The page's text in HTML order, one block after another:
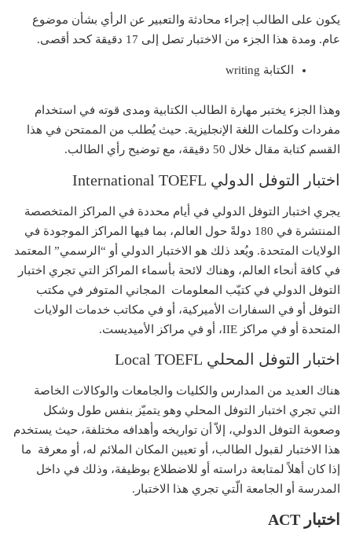
يكون على الطالب إجراء محادثة والتعبير عن الرأي بشأن موضوع
عام. ومدة هذا الجزء من الاختبار تصل إلى 17 دقيقة كحد أقصى.
الكتابة writing
وهذا الجزء يختبر مهارة الطالب الكتابية ومدى قوته في استخدام
مفردات وكلمات اللغة الإنجليزية. حيث يُطلب من الممتحن في هذا
القسم كتابة مقال خلال 50 دقيقة، مع توضيح رأي الطالب.
اختبار التوفل الدولي International TOEFL
يجري اختبار التوفل الدولي في أيام محددة في المراكز المتخصصة
المنتشرة في 180 دولةً حول العالم، بما فيها المراكز الموجودة في
الولايات المتحدة. ويُعد ذلك هو الاختبار الدولي أو “الرسمي” المعتمد
في كافة أنحاء العالم، وهناك لائحة بأسماء المراكز التي تجري اختبار
التوفل الدولي في كتيّب المعلومات المجاني المتوفر في مكتب
التوفل أو في السفارات الأميركية، أو في مكاتب خدمات الولايات
المتحدة أو في مراكز IIE، أو في مراكز الأميديست.
اختبار التوفل المحلي Local TOEFL
هناك العديد من المدارس والكليات والجامعات والوكالات الخاصة
التي تجري اختبار التوفل المحلي وهو يتميّز بنفس طول وشكل
وصعوبة التوفل الدولي، إلاّ أن تواريخه وأهدافه مختلفة، حيث يستخدم
هذا الاختبار لقبول الطالب، أو تعيين المكان الملائم له، أو معرفة ما
إذا كان أهلاً لمتابعة دراسته أو للاضطلاع بوظيفة، وذلك في داخل
المدرسة أو الجامعة الّتي تجري هذا الاختبار.
اختبار ACT